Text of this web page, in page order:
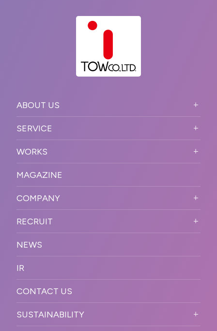
ABOUT US
PURPOSE
VISION
OUR DNA
SERVICE
STRONG POINT
BUSINESS DOMAIN
SOLUTION
WORKFLOW
WORKS
オンラインイベント
SNSプロモーション
プラットフォーム販
促
デジタル制作・映像
制作
PR
カンファレンス・展示会・アワ
ESPORTS・ゲームプロモーシ
MAGAZINE
COMPANY
COMPANY INFORMATION
MESSAGE
OFFICER
ACCESS
ORGANIZATION CHART
HISTORY
RECRUIT
新卒採用
キャリア採用
NEWS
IR
CONTACT US
SUSTAINABILITY